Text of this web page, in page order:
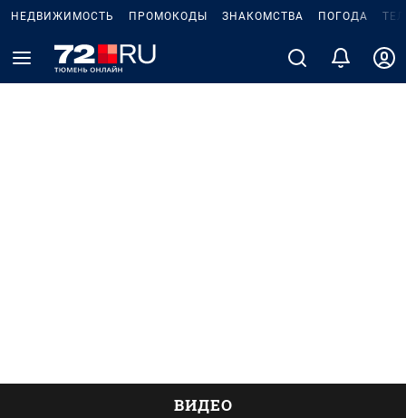
НЕДВИЖИМОСТЬ ПРОМОКОДЫ ЗНАКОМСТВА ПОГОДА
ВИДЕО